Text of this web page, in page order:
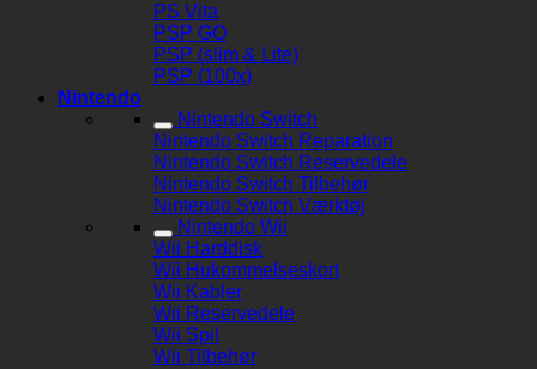
PS Vita
PSP GO
PSP (slim & Lite)
PSP (100x)
Nintendo
Nintendo Switch
Nintendo Switch Reparation
Nintendo Switch Reservedele
Nintendo Switch Tilbehør
Nintendo Switch Værktøj
Nintendo Wii
Wii Harddisk
Wii Hukommelseskort
Wii Kabler
Wii Reservedele
Wii Spil
Wii Tilbehør